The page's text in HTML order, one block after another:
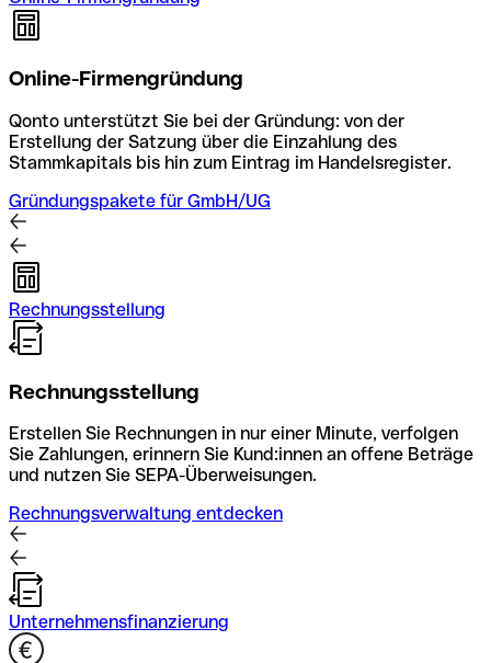
Online-Firmengründung
Qonto unterstützt Sie bei der Gründung: von der
Erstellung der Satzung über die Einzahlung des
Stammkapitals bis hin zum Eintrag im Handelsregister.
Gründungspakete für GmbH/UG
Rechnungsstellung
Rechnungsstellung
Erstellen Sie Rechnungen in nur einer Minute, verfolgen
Sie Zahlungen, erinnern Sie Kund:innen an offene Beträge
und nutzen Sie SEPA-Überweisungen.
Rechnungsverwaltung entdecken
Unternehmensfinanzierung